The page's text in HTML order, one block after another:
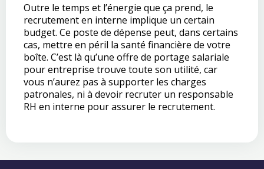
Outre le temps et l’énergie que ça prend, le
recrutement en interne implique un certain
budget. Ce poste de dépense peut, dans certains
cas, mettre en péril la santé financière de votre
boîte. C’est là qu’une offre de portage salariale
pour entreprise trouve toute son utilité, car
vous n’aurez pas à supporter les charges
patronales, ni à devoir recruter un responsable
RH en interne pour assurer le recrutement.